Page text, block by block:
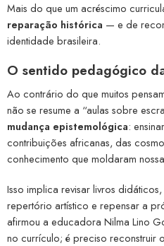
Mais do que um acréscimo
reparação histórica — e de
identidade brasileira.
O sentido pedagógico
Ao contrário do que muitos
não se resume a “aulas sobre
mudança epistemológica:
contribuições africanas, das
conhecimento que moldaram
Isso implica revisar livros
repertório artístico e repensar a
afirmou a educadora Nilma Lino
no currículo; é preciso reconstruir